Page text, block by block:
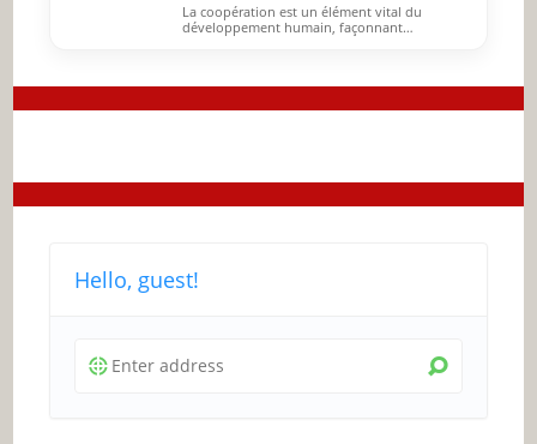
La coopération est un élément vital du
développement humain, façonnant…
Hello, guest!